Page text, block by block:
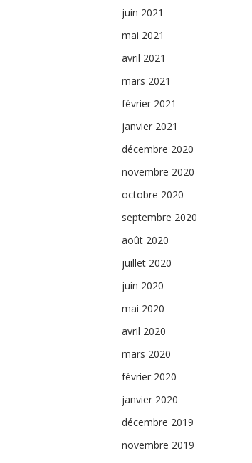
juin 2021
mai 2021
avril 2021
mars 2021
février 2021
janvier 2021
décembre 2020
novembre 2020
octobre 2020
septembre 2020
août 2020
juillet 2020
juin 2020
mai 2020
avril 2020
mars 2020
février 2020
janvier 2020
décembre 2019
novembre 2019